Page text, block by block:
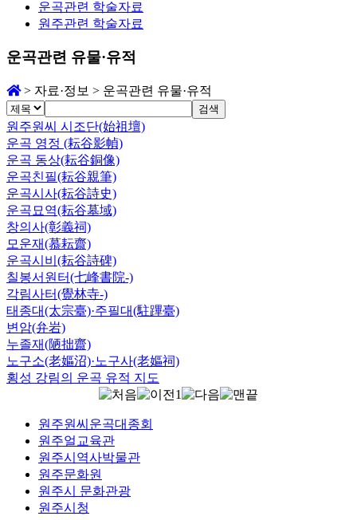
운곡관련 학술자료
원주관련 학술자료
운곡관련 유물·유적
> 자료·정보 > 운곡관련 유물·유적
검색
원주원씨 시조단(始祖壇)
운곡 영정 (耘谷影幀)
운곡 동상(耘谷銅像)
운곡친필(耘谷親筆)
운곡시사(耘谷詩史)
운곡묘역(耘谷墓域)
창의사(彰義祠)
모운재(慕耘齋)
운곡시비(耘谷詩碑)
칠봉서원터(七峰書院-)
각림사터(覺林寺-)
태종대(太宗臺)·주필대(駐蹕臺)
변암(弁岩)
누졸재(陋拙齋)
노구소(老嫗沼)·노구사(老嫗祠)
횡성 강림의 운곡 유적 지도
1
원주원씨운곡대종회
원주얼교육관
원주시역사박물관
원주문화원
원주시 문화관광
원주시청